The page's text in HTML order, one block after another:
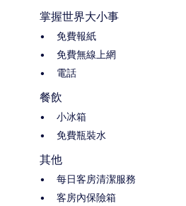
掌握世界大小事
免費報紙
免費無線上網
電話
餐飲
小冰箱
免費瓶裝水
其他
每日客房清潔服務
客房內保險箱